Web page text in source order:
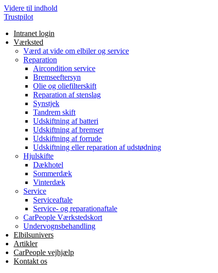
Videre til indhold
Trustpilot
Intranet login
Værksted
Værd at vide om elbiler og service
Reparation
Aircondition service
Bremseeftersyn
Olie og oliefilterskift
Reparation af stenslag
Synstjek
Tandrem skift
Udskiftning af batteri
Udskiftning af bremser
Udskiftning af forrude
Udskiftning eller reparation af udstødning
Hjulskifte
Dækhotel
Sommerdæk
Vinterdæk
Service
Serviceaftale
Service- og reparationaftale
CarPeople Værkstedskort
Undervognsbehandling
Elbilsunivers
Artikler
CarPeople vejhjælp
Kontakt os